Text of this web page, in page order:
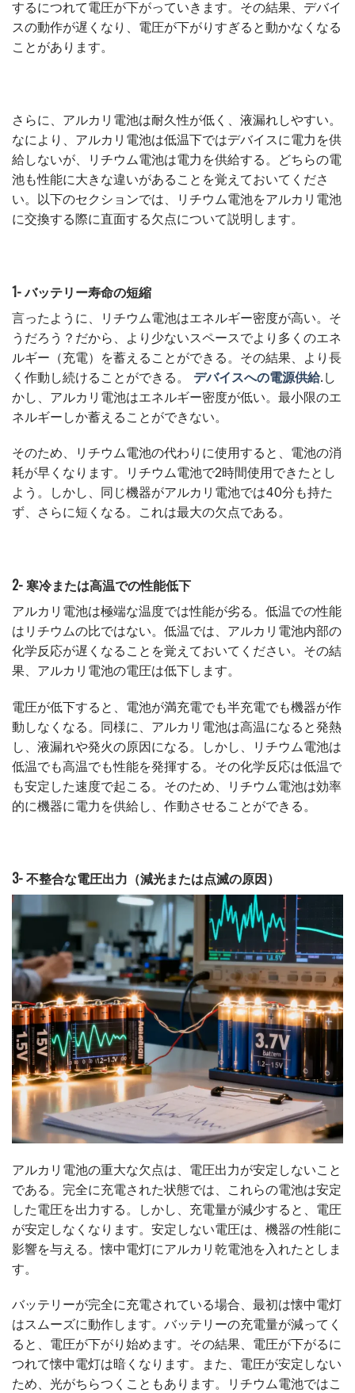
するにつれて電圧が下がっていきます。その結果、デバイ
スの動作が遅くなり、電圧が下がりすぎると動かなくなる
ことがあります。
さらに、アルカリ電池は耐久性が低く、液漏れしやすい。
なにより、アルカリ電池は低温下ではデバイスに電力を供
給しないが、リチウム電池は電力を供給する。どちらの電
池も性能に大きな違いがあることを覚えておいてくださ
い。以下のセクションでは、リチウム電池をアルカリ電池
に交換する際に直面する欠点について説明します。
1- バッテリー寿命の短縮
言ったように、リチウム電池はエネルギー密度が高い。そ
うだろう？だから、より少ないスペースでより多くのエネ
ルギー（充電）を蓄えることができる。その結果、より長
く作動し続けることができる。 デバイスへの電源供給.し
かし、アルカリ電池はエネルギー密度が低い。最小限のエ
ネルギーしか蓄えることができない。
そのため、リチウム電池の代わりに使用すると、電池の消
耗が早くなります。リチウム電池で2時間使用できたとし
よう。しかし、同じ機器がアルカリ電池では40分も持た
ず、さらに短くなる。これは最大の欠点である。
2- 寒冷または高温での性能低下
アルカリ電池は極端な温度では性能が劣る。低温での性能
はリチウムの比ではない。低温では、アルカリ電池内部の
化学反応が遅くなることを覚えておいてください。その結
果、アルカリ電池の電圧は低下します。
電圧が低下すると、電池が満充電でも半充電でも機器が作
動しなくなる。同様に、アルカリ電池は高温になると発熱
し、液漏れや発火の原因になる。しかし、リチウム電池は
低温でも高温でも性能を発揮する。その化学反応は低温で
も安定した速度で起こる。そのため、リチウム電池は効率
的に機器に電力を供給し、作動させることができる。
3- 不整合な電圧出力（減光または点滅の原因）
アルカリ電池の重大な欠点は、電圧出力が安定しないこと
である。完全に充電された状態では、これらの電池は安定
した電圧を出力する。しかし、充電量が減少すると、電圧
が安定しなくなります。安定しない電圧は、機器の性能に
影響を与える。懐中電灯にアルカリ乾電池を入れたとしま
す。
バッテリーが完全に充電されている場合、最初は懐中電灯
はスムーズに動作します。バッテリーの充電量が減ってく
ると、電圧が下がり始めます。その結果、電圧が下がるに
つれて懐中電灯は暗くなります。また、電圧が安定しない
ため、光がちらつくこともあります。リチウム電池ではこ